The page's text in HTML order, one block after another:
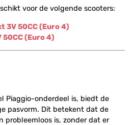
voor de volgende scooters:
3V 50CC (Euro 4)
50CC (Euro 4)
Piaggio-onderdeel is, biedt de
pasvorm. Dit betekent dat de
probleemloos is, zonder dat er